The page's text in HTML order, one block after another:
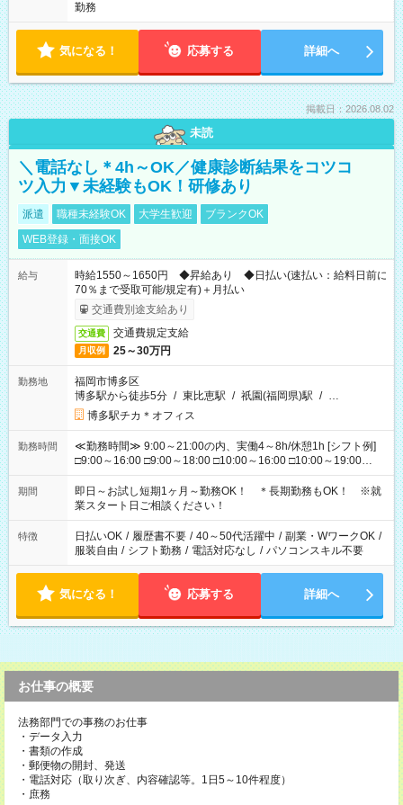
勤務
気になる！ 応募する 詳細へ
掲載日：2026.08.02
未読
＼電話なし＊4h～OK／健康診断結果をコツコ
ツ入力▼未経験もOK！研修あり
派遣 職種未経験OK 大学生歓迎
ブランクOK
WEB登録・面接OK
給与
時給1550～1650円 ◆昇給あり ◆日払い(速払い：給料日前に
70％まで受取可能/規定有)＋月払い
交通費別途支給あり
交通費 交通費規定支給
月収例 25～30万円
勤務地
福岡市博多区
博多駅から徒歩5分 / 東比恵駅 / 祇園(福岡県)駅 / …
博多駅チカ＊オフィス
勤務時間
≪勤務時間≫ 9:00～21:00の内、実働4～8h/休憩1h [シフト例]
□9:00～16:00 □9:00～18:00 □10:00～16:00 □10:00～19:00
□11:00～20:00 □12:00～19:00 □12:00～21:00 □16:00～21:00
□17:00～21:00 ◆残業なし ◆勤務時間固定の相談OK ◆上記以外
の勤務時間も相談OK
期間
即日～お試し短期1ヶ月～勤務OK！ ＊長期勤務もOK！ ※就
業スタート日ご相談ください！
特徴 日払いOK / 履歴書不要 / 40～50代活躍中 / 副業・WワークOK /
服装自由 / シフト勤務 / 電話対応なし / パソコンスキル不要
気になる！ 応募する 詳細へ
お仕事の概要
法務部門での事務のお仕事
・データ入力
・書類の作成
・郵便物の開封、発送
・電話対応（取り次ぎ、内容確認等。1日5～10件程度）
・庶務